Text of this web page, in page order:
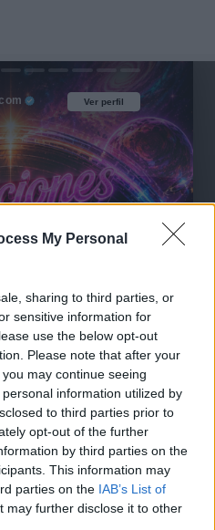
My Personal
sharing to third parties, or
sensitive information for
use the below opt-out
Please note that after your
may continue seeing
information utilized by
to third parties prior to
opt-out of the further
by third parties on the
This information may
parties on the IAB’s List of
may further disclose it to other
Ver perfil
Ver perfil
Ver las Estrellas:
🎸✨
la mejor selección de